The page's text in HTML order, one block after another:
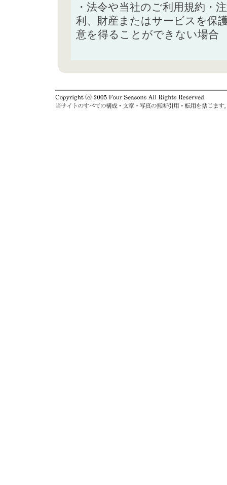
・法令や当社のご利用規約・
利、財産またはサービスを保
意を得ることができない場合